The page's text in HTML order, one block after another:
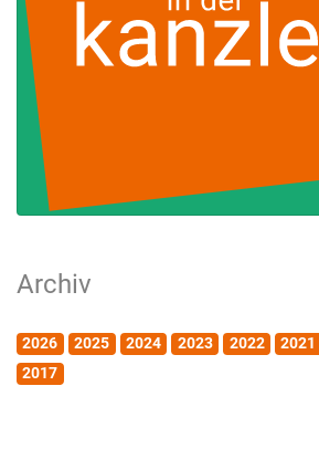
Archiv
2026 2025 2024 2023 2022 2021
2017